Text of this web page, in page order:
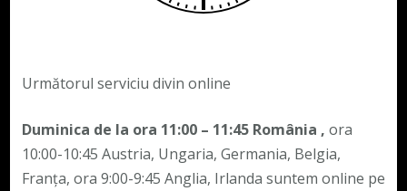
Următorul serviciu divin online
Duminica de la ora 11:00 – 11:45România , ora
10:00-10:45 Austria, Ungaria, Germania, Belgia,
Franța, ora 9:00-9:45 Anglia, Irlanda suntem online pe